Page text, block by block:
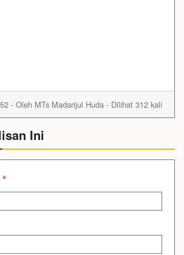
- Oleh MTs Madarijul Huda - Dilihat 312 kali
Ini
*